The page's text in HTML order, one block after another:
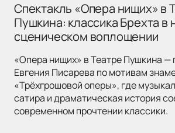
Спектакль «Опера нищих» в
Пушкина: классика Брехта в
сценическом воплощении
«Опера нищих» в Театре Пушкина —
Евгения Писарева по мотивам
«Трёхгрошовой оперы», где
сатира и драматическая история
современном прочтении классики.